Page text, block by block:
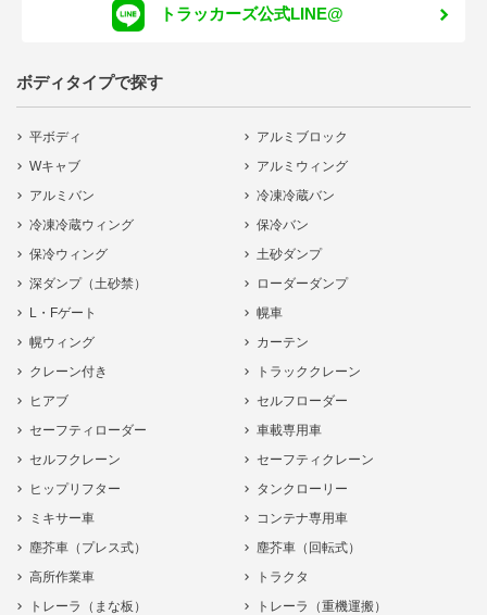
トラッカーズ公式LINE@
ボディタイプで探す
平ボディ
アルミブロック
Wキャブ
アルミウィング
アルミバン
冷凍冷蔵バン
冷凍冷蔵ウィング
保冷バン
保冷ウィング
土砂ダンプ
深ダンプ（土砂禁）
ローダーダンプ
L・Fゲート
幌車
幌ウィング
カーテン
クレーン付き
トラッククレーン
ヒアブ
セルフローダー
セーフティローダー
車載専用車
セルフクレーン
セーフティクレーン
ヒップリフター
タンクローリー
ミキサー車
コンテナ専用車
塵芥車（プレス式）
塵芥車（回転式）
高所作業車
トラクタ
トレーラ（まな板）
トレーラ（重機運搬）